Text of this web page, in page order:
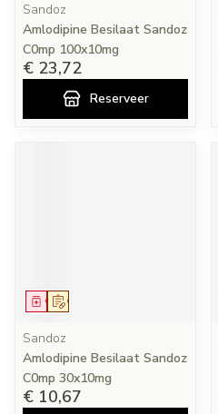
Sandoz
Amlodipine Besilaat Sandoz
C0mp 100x10mg
€ 23,72
Reserveer
Op voorschrift
Geneesmiddel
Sandoz
Amlodipine Besilaat Sandoz
C0mp 30x10mg
€ 10,67